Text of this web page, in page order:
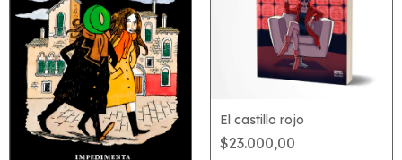
El castillo rojo
$23.000,00